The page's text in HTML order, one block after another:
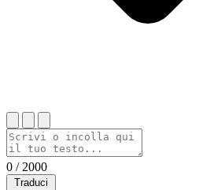
0 / 2000
Traduci